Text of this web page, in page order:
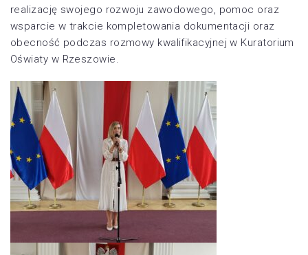
realizację swojego rozwoju zawodowego, pomoc oraz
wsparcie w trakcie kompletowania dokumentacji oraz
obecność podczas rozmowy kwalifikacyjnej w Kuratorium
Oświaty w Rzeszowie.